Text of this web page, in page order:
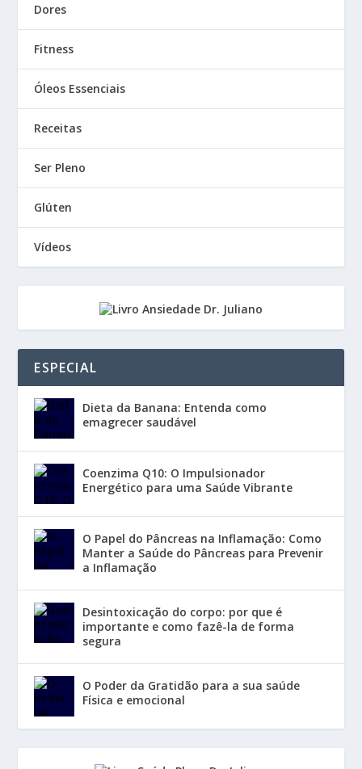
Dores
Fitness
Óleos Essenciais
Receitas
Ser Pleno
Glúten
Vídeos
ESPECIAL
Dieta da Banana: Entenda como
emagrecer saudável
Coenzima Q10: O Impulsionador
Energético para uma Saúde Vibrante
O Papel do Pâncreas na Inflamação: Como
Manter a Saúde do Pâncreas para Prevenir
a Inflamação
Desintoxicação do corpo: por que é
importante e como fazê-la de forma
segura
O Poder da Gratidão para a sua saúde
Física e emocional